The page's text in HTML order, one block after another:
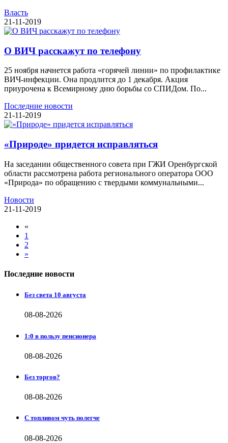
Власть
21-11-2019
О ВИЧ расскажут по телефону
25 ноября начнется работа «горячей линии» по профилактике
ВИЧ-инфекции. Она продлится до 1 декабря. Акция
приурочена к Всемирному дню борьбы со СПИДом. По...
Последние новости
21-11-2019
«Природе» придется исправляться
На заседании общественного совета при ГЖИ Оренбургской
области рассмотрена работа регионального оператора ООО
«Природа» по обращению с твердыми коммунальными...
Новости
21-11-2019
«
1
2
»
Последние новости
Без света 10 августа
08-08-2026
1:0 в пользу пенсионера
08-08-2026
Без торгов?
08-08-2026
С топливом чуть полегче
08-08-2026